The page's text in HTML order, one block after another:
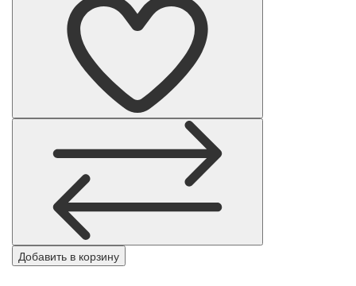
Добавить в корзину